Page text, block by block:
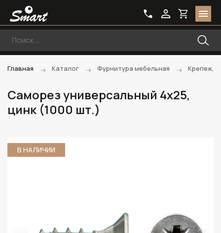
Главная Каталог Фурнитура мебельная Крепеж,
Саморез универсальный 4х25,
цинк (1000 шт.)
В НАЛИЧИИ